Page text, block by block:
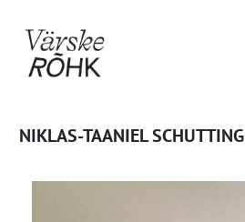
sisu
juurde
NIKLAS-TAANIEL SCHUTTING